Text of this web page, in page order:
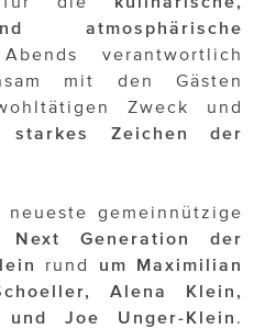
atmosphärische
verantwortlich
mit den Gästen
Zweck und
starkes Zeichen der
gemeinnützige
Next Generation der
rund um Maximilian
Alena Klein,
Joe Unger-Klein .